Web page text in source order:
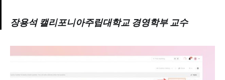
장용석 캘리포니아주립대학교 경영학부 교수